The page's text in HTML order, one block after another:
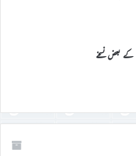
کے بعض نسخے